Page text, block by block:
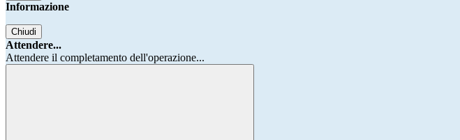
Informazione
Chiudi
Attendere...
Attendere il completamento dell'operazione...